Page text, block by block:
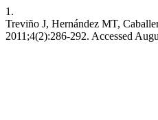
1.
Treviño J, Hernández MT,
2011;4(2):286-292. Accessed